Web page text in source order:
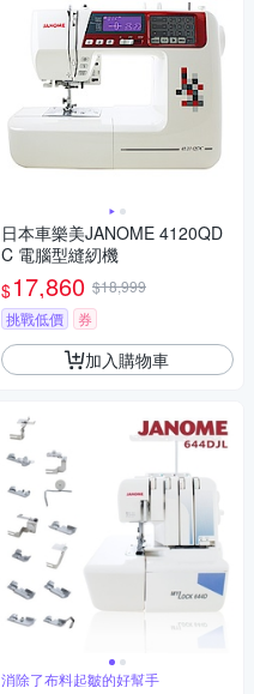
日本車樂美JANOME 4120QD
C 電腦型縫紉機
$17,860 $18,999
挑戰低價
券
加入購物車
消除了布料起皺的好幫手